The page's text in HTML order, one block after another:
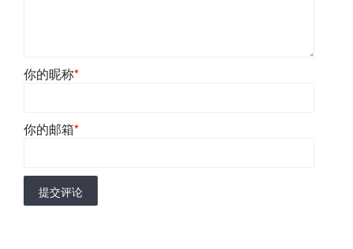
你的昵称*
你的邮箱*
提交评论